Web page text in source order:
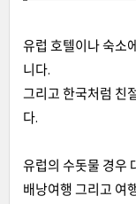
유럽 호텔이나 숙소
니다.
그리고 한국처럼 친
다.
유럽의 수돗물 경우
배낭여행 그리고 여